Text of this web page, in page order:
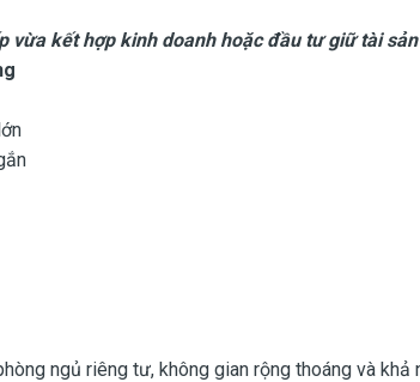
kết hợp kinh doanh hoặc đầu tư giữ tài
ngủ riêng tư, không gian rộng thoáng và